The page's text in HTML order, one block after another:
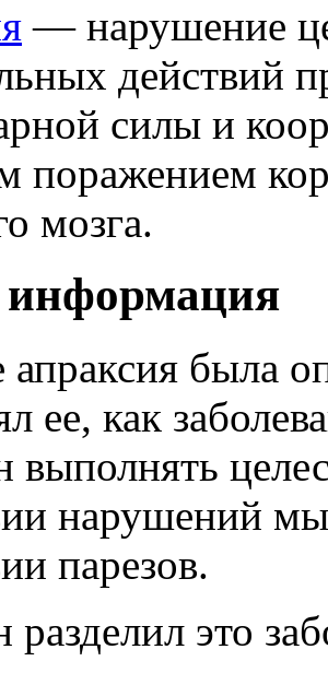
— нарушение
действий
силы и
поражением
мозга.
апраксия была
ее, как
выполнять
нарушений
парезов.
это